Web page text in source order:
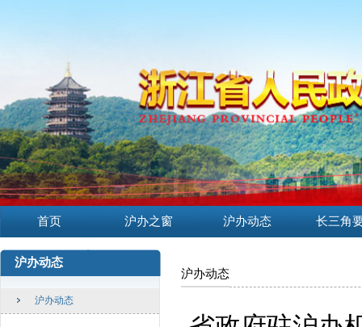
首页 沪办之窗 沪办动态 长三角
沪办动态
沪办动态
沪办动态